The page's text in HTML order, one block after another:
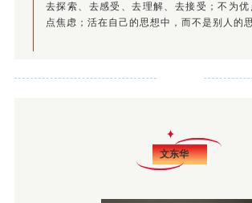
去探索、去感受、去理解、去接受；不为
点焦虑；活在自己的思想中，而不是别人的思
文东华